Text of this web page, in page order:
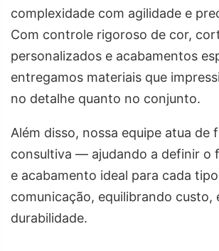
complexidade com agilidade e
Com controle rigoroso de cor,
personalizados e acabamentos
entregamos materiais que
no detalhe quanto no conjunto.
Além disso, nossa equipe atua de
consultiva — ajudando a definir o
e acabamento ideal para cada
comunicação, equilibrando custo,
durabilidade.